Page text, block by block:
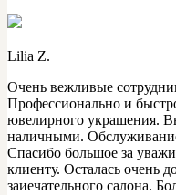
Lilia Z.
Очень вежливые
Профессионально и
ювелирного украшения.
наличными.
Спасибо большое за
клиенту. Осталась очень
заиечательного салона.